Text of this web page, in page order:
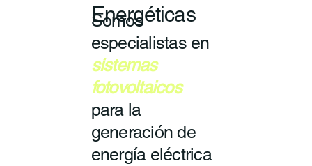
Energéticas
Somos
especialistas en
sistemas
fotovoltaicos
para la
generación de
energía eléctrica